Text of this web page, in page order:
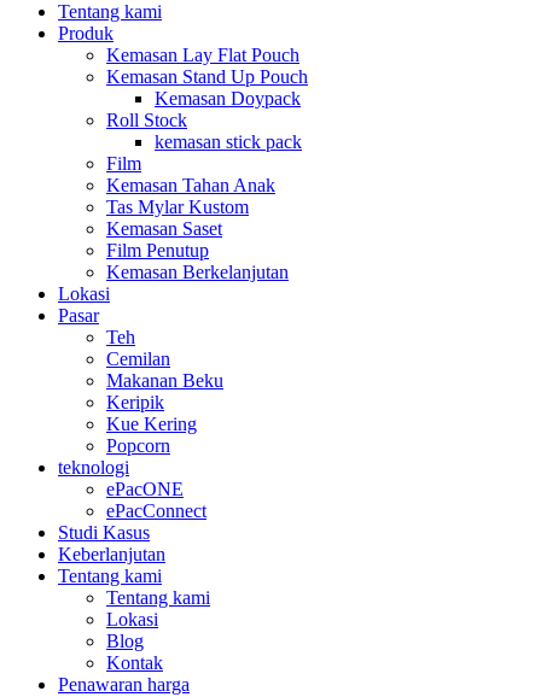
Tentang kami
Produk
Kemasan Lay Flat Pouch
Kemasan Stand Up Pouch
Kemasan Doypack
Roll Stock
kemasan stick pack
Film
Kemasan Tahan Anak
Tas Mylar Kustom
Kemasan Saset
Film Penutup
Kemasan Berkelanjutan
Lokasi
Pasar
Teh
Cemilan
Makanan Beku
Keripik
Kue Kering
Popcorn
teknologi
ePacONE
ePacConnect
Studi Kasus
Keberlanjutan
Tentang kami
Tentang kami
Lokasi
Blog
Kontak
Penawaran harga